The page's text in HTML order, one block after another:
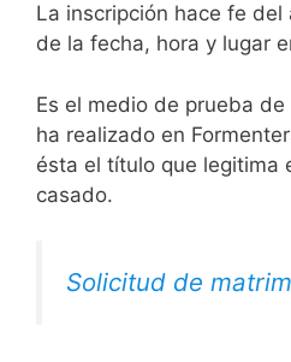
La inscripción hace fe
de la fecha, hora y lugar
Es el medio de prueba
ha realizado en
ésta el título que legitima
casado.
Solicitud de